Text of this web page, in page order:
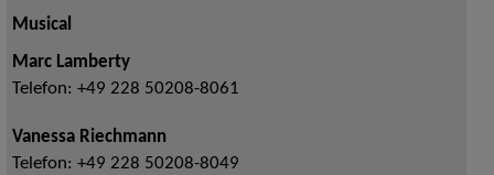
Musical
Marc Lamberty
Telefon: +49 228 50208-8061
Vanessa Riechmann
Telefon: +49 228 50208-8049